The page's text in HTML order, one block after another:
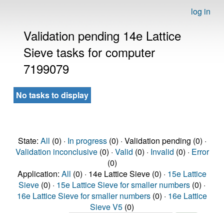
log in
Validation pending 14e Lattice
Sieve tasks for computer
7199079
No tasks to display
State: All (0) · In progress(0) · Validation pending (0) ·
Validation inconclusive(0) · Valid (0) · Invalid (0) · Error
(0)
Application: All (0) · 14e Lattice Sieve (0) · 15e Lattice
Sieve (0) · 15e Lattice Sieve for smaller numbers (0) ·
16e Lattice Sieve for smaller numbers (0) · 16e Lattice
Sieve V5 (0)